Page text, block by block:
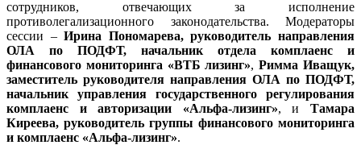
сотрудников, отвечающих за исполнение
противолегализационного законодательства. Модераторы
сессии –Ирина Пономарева, руководитель направления
ОЛА по ПОДФТ, начальник отдела комплаенс и
финансового мониторинга «ВТБ лизинг»,Римма Иващук,
заместитель руководителя направления ОЛА по ПОДФТ,
начальник управления государственного регулирования
комплаенс и авторизации «Альфа-лизинг», иТамара
Киреева, руководитель группы финансового мониторинга
и комплаенс «Альфа-лизинг».